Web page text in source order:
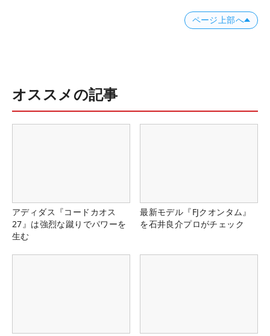
ページ上部へ
オススメの記事
アディダス『コードカオス
27』は強烈な蹴りでパワーを
生む
最新モデル『FJクオンタム』
を石井良介プロがチェック